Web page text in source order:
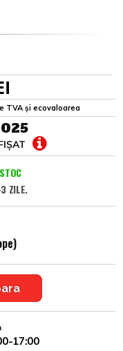
TVA și ecovaloarea
ZILE.
17:00